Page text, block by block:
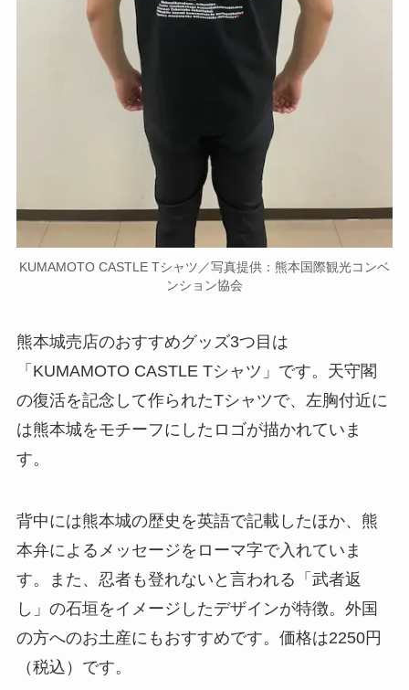
KUMAMOTO CASTLE Tシャツ／写真提供：熊本国際観光コンベ
ンション協会
熊本城売店のおすすめグッズ3つ目は
「KUMAMOTO CASTLE Tシャツ」です。天守閣
の復活を記念して作られたTシャツで、左胸付近に
は熊本城をモチーフにしたロゴが描かれていま
す。
背中には熊本城の歴史を英語で記載したほか、熊
本弁によるメッセージをローマ字で入れていま
す。また、忍者も登れないと言われる「武者返
し」の石垣をイメージしたデザインが特徴。外国
の方へのお土産にもおすすめです。価格は2250円
（税込）です。